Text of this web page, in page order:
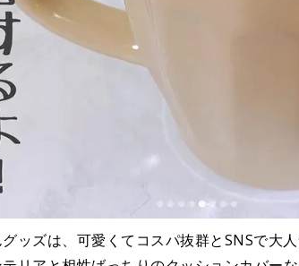
ッズは、可愛くてコスパ抜群とSNSで大